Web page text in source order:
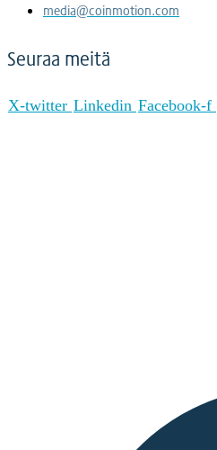
media@coinmotion.com
Seuraa meitä
X-twitter Linkedin Facebook-f